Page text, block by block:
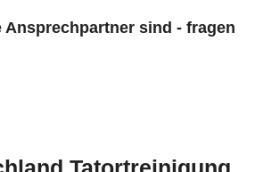
sind - fragen